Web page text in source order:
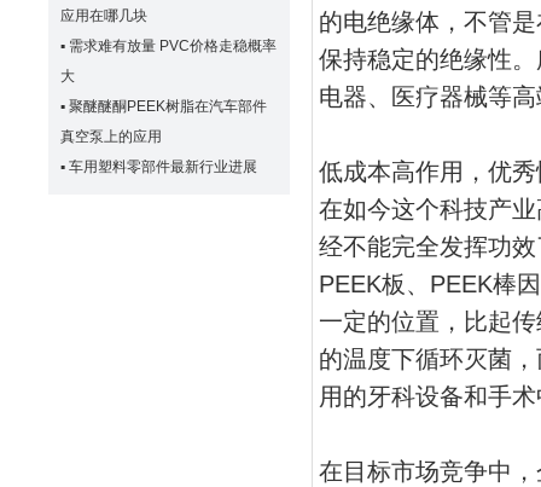
应用在哪几块
▪ 需求难有放量 PVC价格走稳概率
大
▪ 聚醚醚酮PEEK树脂在汽车部件
真空泵上的应用
▪ 车用塑料零部件最新行业进展
的电绝缘体，不管
保持稳定的绝缘性
电器、医疗器械等
低成本高作用，优
在如今这个科技产
经不能完全发挥功
PEEK板、PEEK棒
一定的位置，比起
的温度下循环灭菌
用的牙科设备和手
在目标市场竞争中